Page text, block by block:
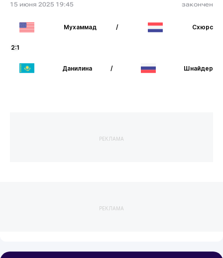
15 июня 2025 19:45 закончен
Мухаммад / Схюрс
2:1
Данилина / Шнайдер
РЕКЛАМА
РЕКЛАМА